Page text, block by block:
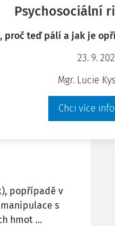
Psychosociální
proč teď pálí a jak je
23. 9.
Mgr. Lucie
Chci více
a
haly,
open air ...
popřípadě v
s
hmot ...